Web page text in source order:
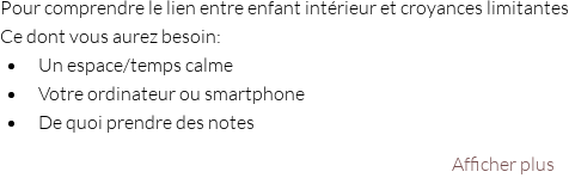
Pour comprendre le lien entre enfant intérieur et croyances limitantes
Ce dont vous aurez besoin:
Un espace/temps calme
Votre ordinateur ou smartphone
De quoi prendre des notes
Afficher plus